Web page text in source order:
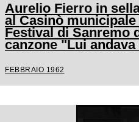
Aurelio Fierro in
al Casinò
Festival di Sanremo
canzone "Lui
FEBBRAIO 1962